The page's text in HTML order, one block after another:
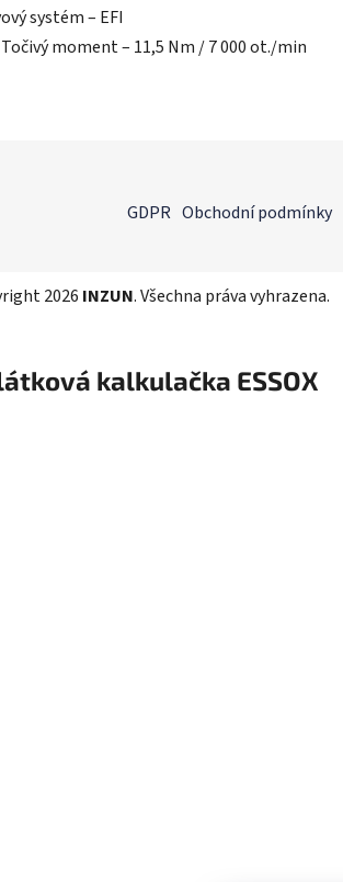
systém – EFI
Točivý moment – 11,5 Nm / 7 000 ot./min
GDPR Obchodní podmínky
2026 INZUN. Všechna práva vyhrazena.
kalkulačka ESSOX